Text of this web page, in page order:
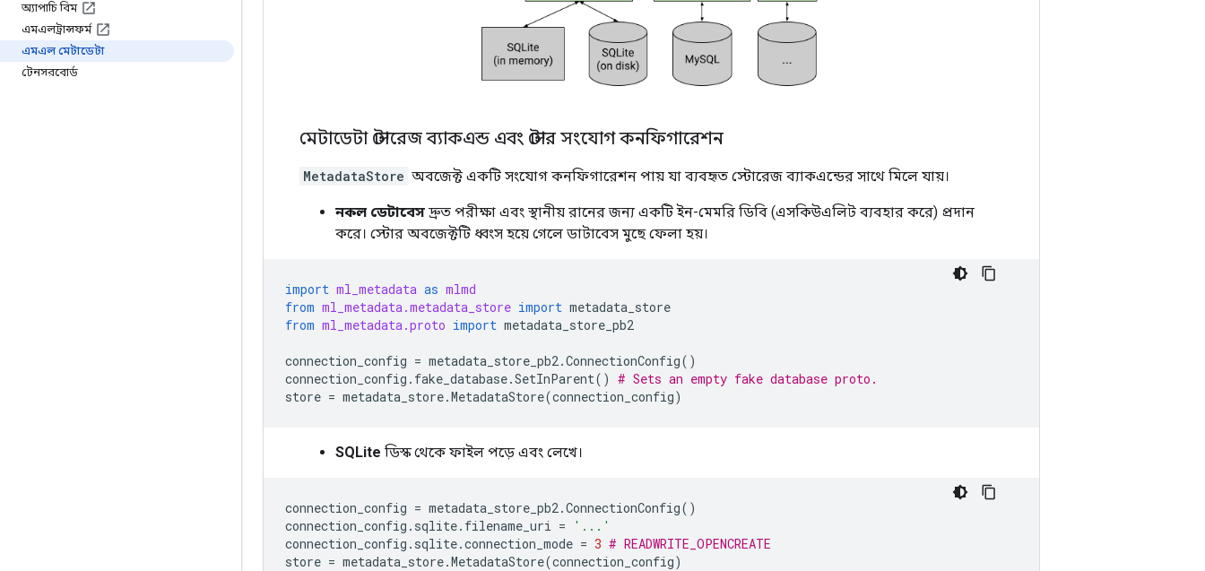
অ্যাপাচি বিম
এমএলট্রান্সফর্ম
এমএল মেটাডেটা
টেনসরবোর্ড
মেটাডেটা স্টোরেজ ব্যাকএন্ড এবং স্টোর সংযোগ কনফিগারেশন
MetadataStore অবজেক্ট একটি সংযোগ কনফিগারেশন পায় যা ব্যবহৃত স্টোরেজ ব্যাকএন্ডের সাথে মিলে যায়।
নকল ডেটাবেস দ্রুত পরীক্ষা এবং স্থানীয় রানের জন্য একটি ইন-মেমরি ডিবি (এসকিউএলিট ব্যবহার করে) প্রদান
করে। স্টোর অবজেক্টটি ধ্বংস হয়ে গেলে ডাটাবেস মুছে ফেলা হয়।
import ml_metadata as mlmd
from ml_metadata.metadata_store import metadata_store
from ml_metadata.proto import metadata_store_pb2
connection_config = metadata_store_pb2 .ConnectionConfig()
connection_config . fake_database.SetInParent() # Sets an empty fake database proto.
store = metadata_store.MetadataStore(connection_config)
SQLite ডিস্ক থেকে ফাইল পড়ে এবং লেখে।
connection_config = metadata_store_pb2 .ConnectionConfig()
connection_config . sqlite. filename_uri =
'...'
connection_config . sqlite.connection_mode = 3 # READWRITE_OPENCREATE
store = metadata_store.MetadataStore(connection_config)